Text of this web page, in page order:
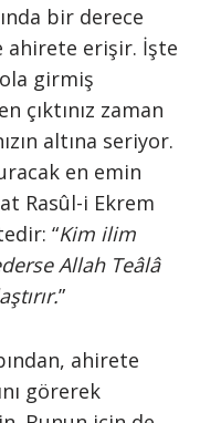
bir derece
ahirete erişir. İşte
girmiş
çıktınız zaman
altına seriyor.
en emin
Rasûl-i Ekrem
“Kim ilim
Allah Teâlâ
”
ahirete
görerek